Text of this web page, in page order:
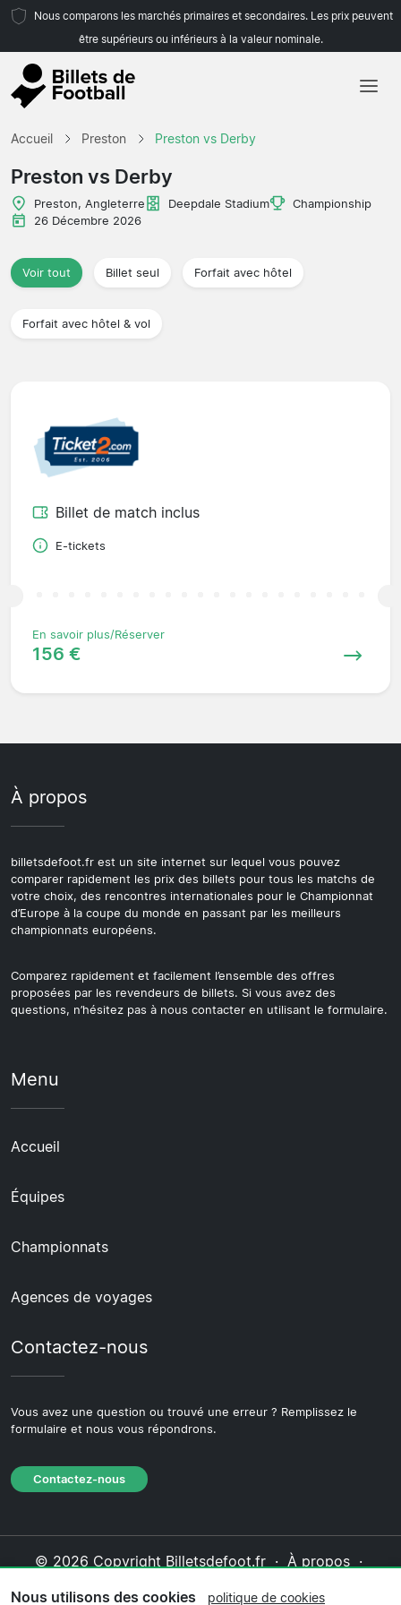
Nous comparons les marchés primaires et secondaires. Les prix peuvent
être supérieurs ou inférieurs à la valeur nominale.
Championnats
Accueil Preston Preston vs Derby
Preston vs Derby
Preston, Angleterre Deepdale Stadium
Championship
26 Décembre 2026
Voir tout Billet seul Forfait avec hôtel
Forfait avec hôtel & vol
Billet de match inclus
E-tickets
En savoir plus/Réserver
156 €
À propos
billetsdefoot.fr est un site internet sur lequel vous pouvez
comparer rapidement les prix des billets pour tous les matchs de
votre choix, des rencontres internationales pour le Championnat
d’Europe à la coupe du monde en passant par les meilleurs
championnats européens.
Comparez rapidement et facilement l’ensemble des offres
proposées par les revendeurs de billets. Si vous avez des
questions, n’hésitez pas à nous contacter en utilisant le formulaire.
Menu
Accueil
Équipes
Championnats
Agences de voyages
Contactez-nous
Vous avez une question ou trouvé une erreur ? Remplissez le
formulaire et nous vous répondrons.
Contactez-nous
© 2026 Copyright Billetsdefoot.fr · À propos·
Nous utilisons des cookies politique de cookies